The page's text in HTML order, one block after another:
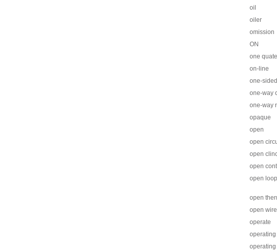
oil
oiler
omission
ON
one
on-line
one-sided
one-way
one-way
opaque
open
open
open
open
open loop
open
open wire
operate
operating
operating